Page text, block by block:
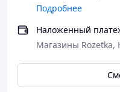
Подробнее
Наложенный
Магазины Rozetka,